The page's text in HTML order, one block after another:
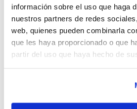
información sobre el uso que haga
nuestros partners de redes
web, quienes pueden combinarla
que les haya proporcionado o que
partir del uso que haya hecho de
Esta ha sigut l'última
mes de febrer, però al
altres tres:
creatiu: formar sense